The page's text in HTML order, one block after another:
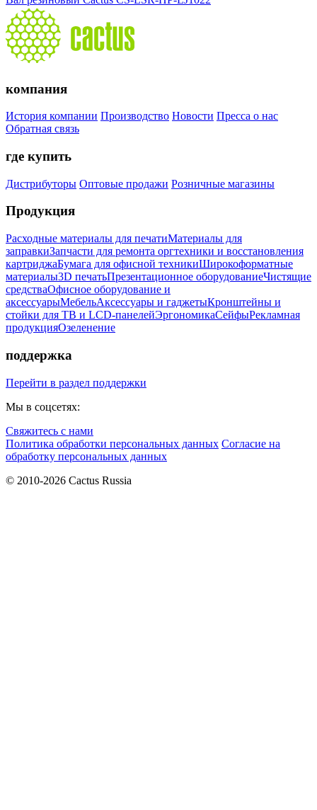
компания
История компании Производство Новости Пресса о нас
Обратная связь
где купить
Дистрибуторы Оптовые продажи Розничные магазины
Продукция
Расходные материалы для печатиМатериалы для
заправкиЗапчасти для ремонта оргтехники и восстановления
картриджаБумага для офисной техникиШирокоформатные
материалы3D печатьПрезентационное оборудованиеЧистящие
средстваОфисное оборудование и
аксессуарыМебельАксессуары и гаджетыКронштейны и
стойки для ТВ и LCD-панелейЭргономикаСейфыРекламная
продукцияОзеленение
поддержка
Перейти в раздел поддержки
Мы в соцсетях:
Свяжитесь с нами
Политика обработки персональных данных Согласие на
обработку персональных данных
© 2010-2026 Cactus Russia